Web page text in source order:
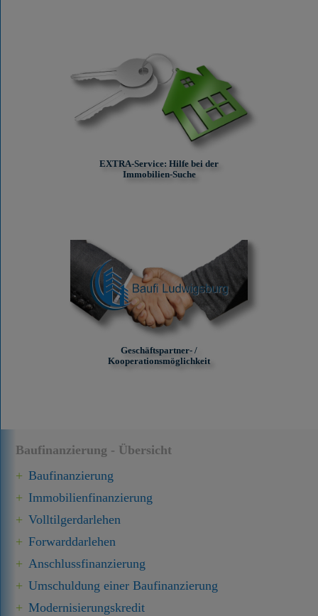
Baufinanzierung - Übersicht
Baufinanzierung
Immobilien­finanzierung
Volltilgerdarlehen
Forward­darlehen
Anschluss­finanzierung
Umschuldung einer Baufinanzierung
Modernisierungskredit
EXTRA-Service: Hilfe bei der
Immobilien-Suche
Geschäftspartner- /
Kooperationsmöglichkeit